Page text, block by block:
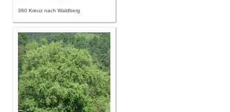
360 Kreuz nach Waldberg